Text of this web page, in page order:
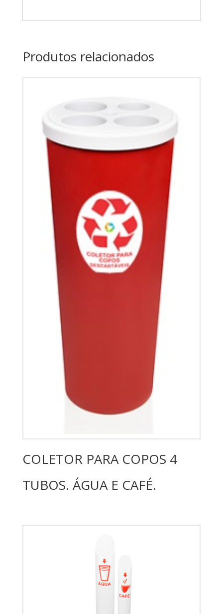
Produtos relacionados
COLETOR PARA COPOS 4
TUBOS. ÁGUA E CAFÉ.